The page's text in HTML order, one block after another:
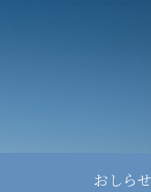
おしらせ